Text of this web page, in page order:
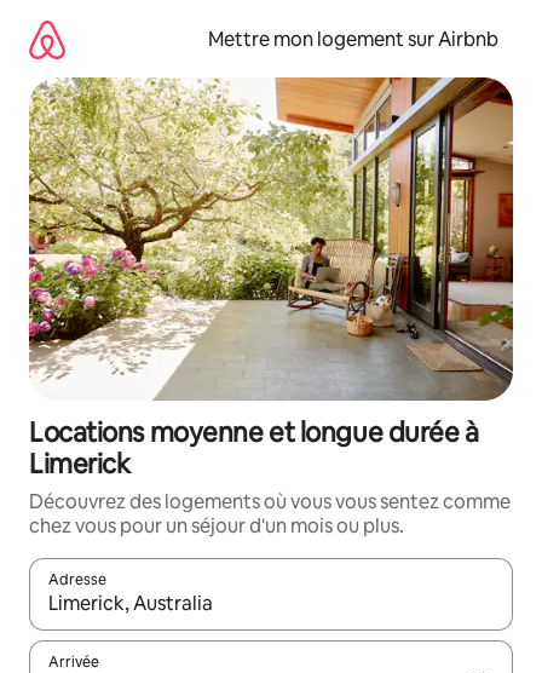
directement
contenu
Mettre mon logement sur Airbnb
Locations moyenne et longue durée à
Limerick
Découvrez des logements où vous vous sentez comme
chez vous pour un séjour d'un mois ou plus.
Adresse
Lorsque les résultats s'affichent, utilisez les flèches vers le
Arrivée